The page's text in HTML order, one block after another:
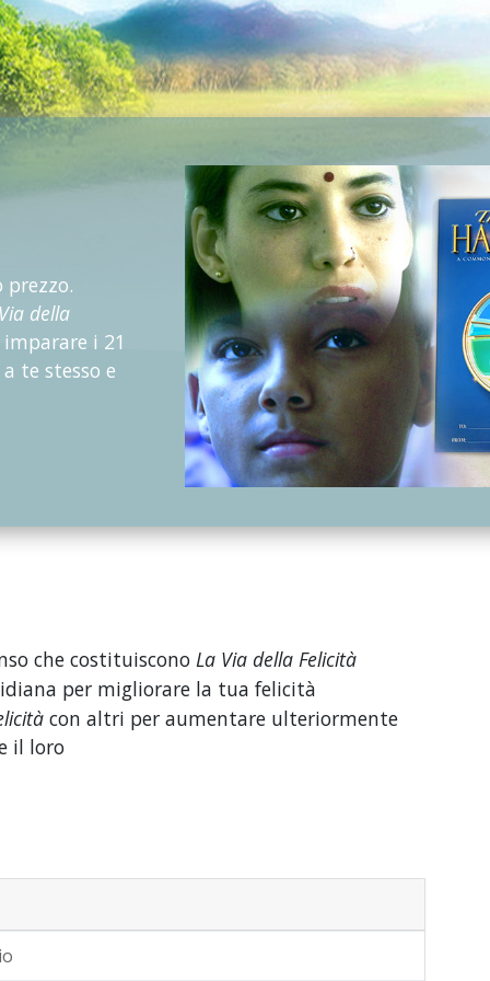
prezzo.
della
i 21
te stesso e
che costituisconoLa Via della Felicità
per migliorare la tua felicità
con altri per aumentare ulteriormente
il loro